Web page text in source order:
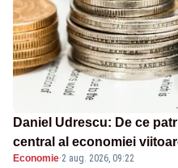
Daniel Udrescu: De ce
central al economiei
Economie·2 aug. 2026, 09:22